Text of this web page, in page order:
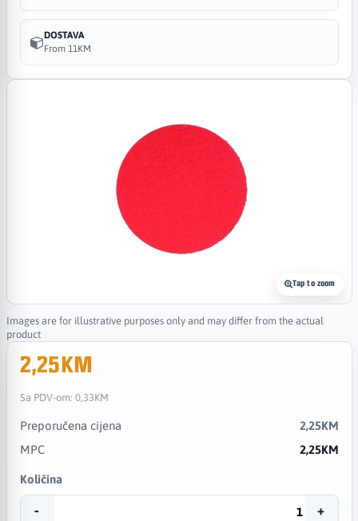
Tap to zoom
Images are for illustrative purposes only and may differ from the actual
product
DOSTAVA
From 11KM
2,25KM
Sa PDV-om: 0,33KM
Preporučena cijena
2,25KM
MPC
2,25KM
Količina
- +